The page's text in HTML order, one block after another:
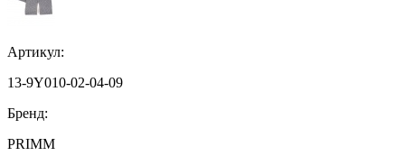
Артикул:
13-9Y010-02-04-09
Бренд:
PRIMM